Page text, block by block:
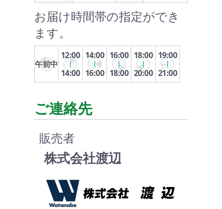
お届け時間帯の指定ができ
ます。
午前中
12:00
14:00
14:00
16:00
16:00
18:00
18:00
20:00
19:00
21:00
ご連絡先
販売者
株式会社渡辺